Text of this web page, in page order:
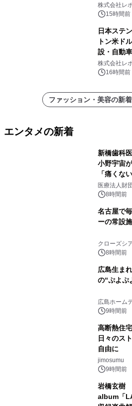
需要拡大
株式会社レ
15時間前
日本ステ
トン米ド
設・自動
を牽引
株式会社レ
16時間前
ファッション・美容の新
エンタメの新着
新橋歯科
小野宇宙
「痛くな
療計画」
医療法人財
8時間前
名古屋で
ーの常設
クローズシ
8時間前
広島生ま
の“ぷよぷ
広島ホーム
9時間前
高断熱住
日々のス
自由に
jimosumu
9時間前
岩橋玄樹
album「